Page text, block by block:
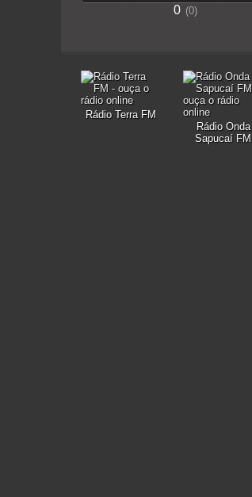
0 0
Rádio Terra FM
Rádio Onda
Sapucaí FM